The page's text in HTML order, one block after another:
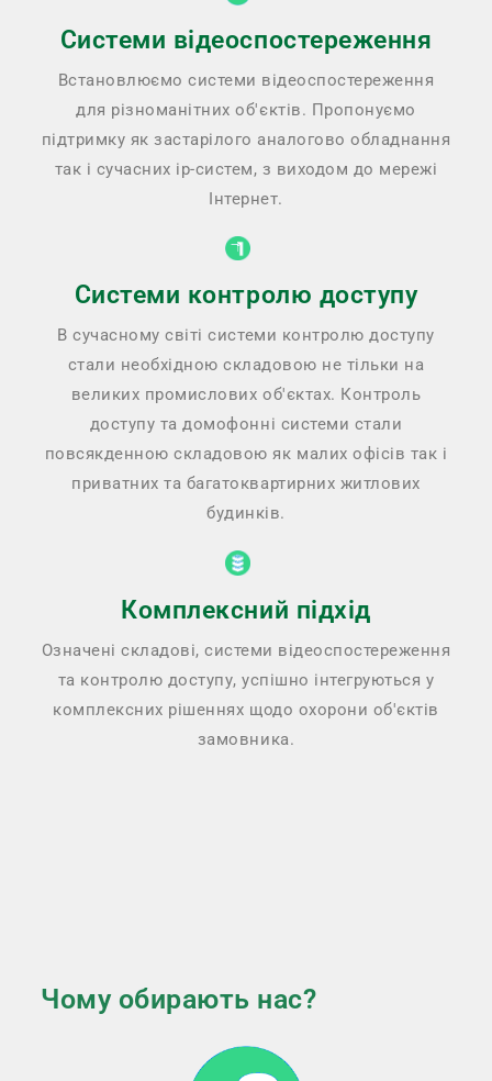
Системи відеоспостереження
Встановлюємо системи відеоспостереження
для різноманітних об'єктів. Пропонуємо
підтримку як застарілого аналогово обладнання
так і сучасних ip-систем, з виходом до мережі
Інтернет.
Системи контролю доступу
В сучасному світі системи контролю доступу
стали необхідною складовою не тільки на
великих промислових об'єктах. Контроль
доступу та домофонні системи стали
повсякденною складовою як малих офісів так і
приватних та багатоквартирних житлових
будинків.
Комплексний підхід
Означені складові, системи відеоспостереження
та контролю доступу, успішно інтегруються у
комплексних рішеннях щодо охорони об'єктів
замовника.
Чому обирають нас?